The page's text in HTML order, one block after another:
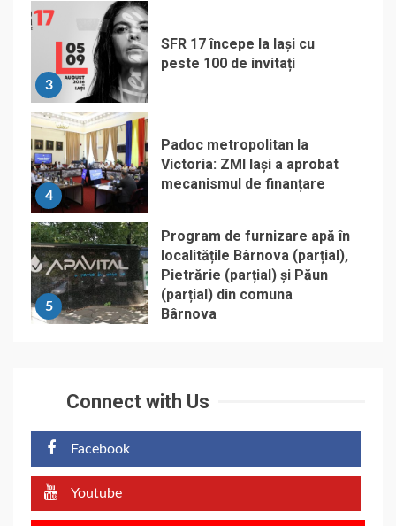
3
SFR 17 începe la Iași cu
peste 100 de invitați
4
Padoc metropolitan la
Victoria: ZMI Iași a aprobat
mecanismul de finanțare
5
Program de furnizare apă în
localitățile Bârnova (parțial),
Pietrărie (parțial) și Păun
(parțial) din comuna
Bârnova
Connect with Us
Facebook
Youtube